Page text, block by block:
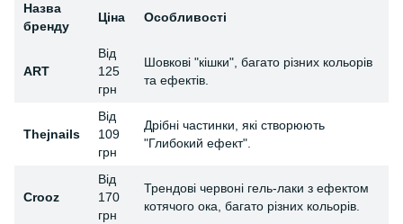
Назва
бренду
Ціна Особливості
ART
Від
125
грн
Шовкові "кішки", багато різних кольорів
та ефектів.
Thejnails
Від
109
грн
Дрібні частинки, які створюють
"Глибокий ефект".
Crooz
Від
170
грн
Трендові червоні гель-лаки з ефектом
котячого ока, багато різних кольорів.